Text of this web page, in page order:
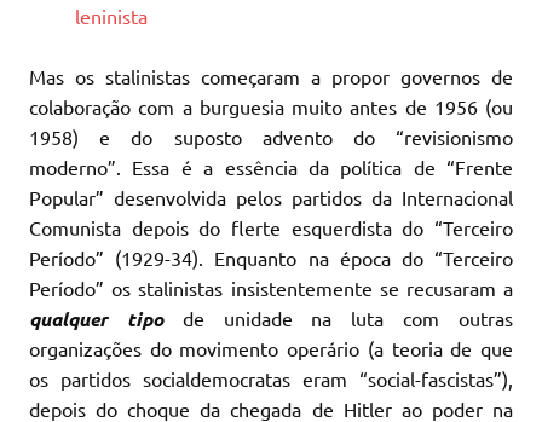
leninista
Mas os stalinistas começaram a propor governos de
colaboração com a burguesia muito antes de 1956 (ou
1958) e do suposto advento do “revisionismo
moderno”. Essa é a essência da política de “Frente
Popular” desenvolvida pelos partidos da Internacional
Comunista depois do flerte esquerdista do “Terceiro
Período” (1929-34). Enquanto na época do “Terceiro
Período” os stalinistas insistentemente se recusaram a
qualquer tipo
de unidade na luta com outras
organizações do movimento operário (a teoria de que
os partidos socialdemocratas eram “social-fascistas”),
depois do choque da chegada de Hitler ao poder na